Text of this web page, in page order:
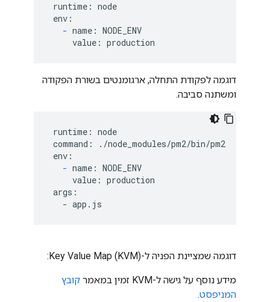
runtime: node
env:
- name: NODE_ENV
     value: production
דוגמה לפקודת התחלה, ארגומנטים בשורת הפקודה
ומשתנה סביבה.
runtime: node
command: ./node_modules/pm2/bin/pm2
env:
- name: NODE_ENV
     value: production
args:
   - app.js
דוגמה שמציינת הפניה ל-Key Value Map (KVM):
מידע נוסף על גישה ל-KVM זמין במאמר
קובץ
המניפסט.